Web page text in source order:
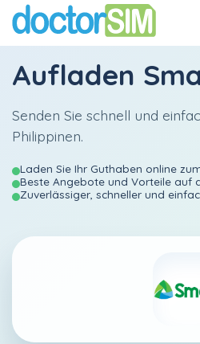
Aufladen
Senden Sie schnell und
Philippinen.
Laden Sie Ihr Guthaben online
Beste Angebote und Vorteile auf
Zuverlässiger, schneller und